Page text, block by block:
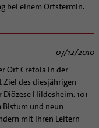
bei einem Ortstermin.
07/12/2010
Ort Cretoia in der
des diesjährigen
Diözese Hildesheim. 101
Bistum und neun
mit ihren Leitern